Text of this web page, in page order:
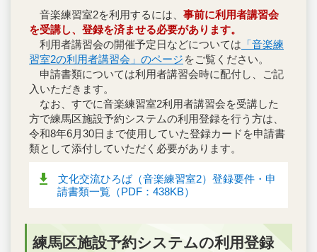
音楽練習室2を利用するには、 事前に利用者講習会
を受講し、登録を済ませる必要があります。
利用者講習会の開催予定日などについては 「音楽練
習室2の利用者講習会」のページ をご覧ください。
申請書類については利用者講習会時に配付し、ご記
入いただきます。
なお、すでに音楽練習室2利用者講習会を受講した
方で練馬区施設予約システムの利用登録を行う方は、
令和8年6月30日まで使用していた登録カードを申請書
類として添付していただく必要があります。
文化交流ひろば（音楽練習室2）登録要件・申
請書類一覧（PDF：438KB）
練馬区施設予約システムの利用登録